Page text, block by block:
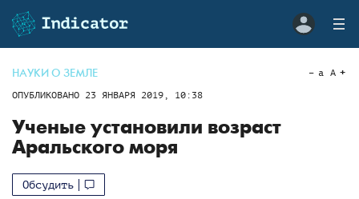
НАУКИ О ЗЕМЛЕ
ОПУБЛИКОВАНО 23 ЯНВАРЯ 2019, 10:38
a A
Ученые установили возраст
Аральского моря
Обсудить